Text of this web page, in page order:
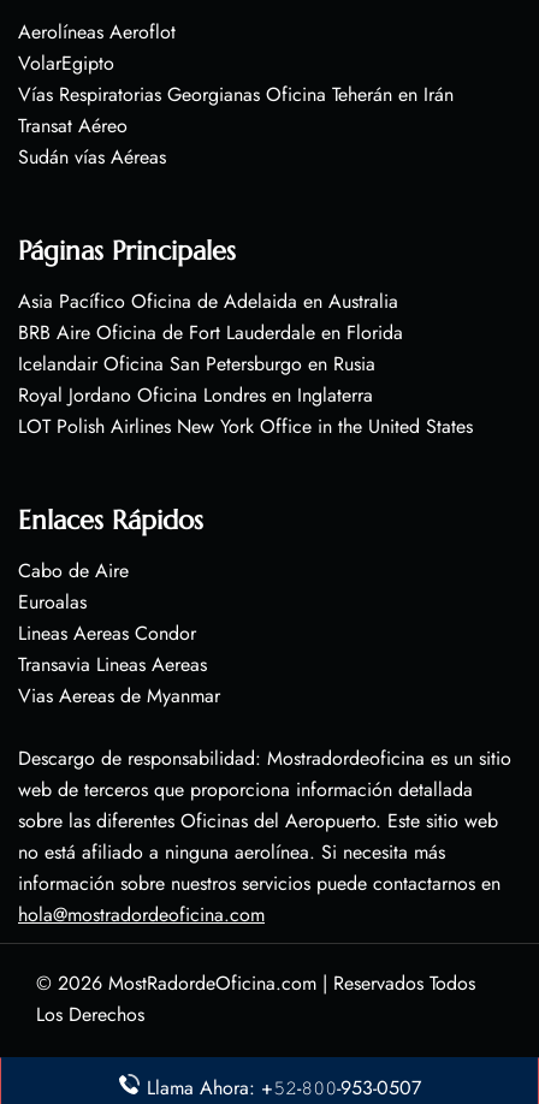
Aerolíneas Aeroflot
VolarEgipto
Vías Respiratorias Georgianas Oficina Teherán en Irán
Transat Aéreo
Sudán vías Aéreas
Páginas Principales
Asia Pacífico Oficina de Adelaida en Australia
BRB Aire Oficina de Fort Lauderdale en Florida
Icelandair Oficina San Petersburgo en Rusia
Royal Jordano Oficina Londres en Inglaterra
LOT Polish Airlines New York Office in the United States
Enlaces Rápidos
Cabo de Aire
Euroalas
Lineas Aereas Condor
Transavia Lineas Aereas
Vias Aereas de Myanmar
Descargo de responsabilidad: Mostradordeoficina es un sitio
web de terceros que proporciona información detallada
sobre las diferentes Oficinas del Aeropuerto. Este sitio web
no está afiliado a ninguna aerolínea. Si necesita más
información sobre nuestros servicios puede contactarnos en
hola@mostradordeoficina.com
© 2026 MostRadordeOficina.com | Reservados Todos
Los Derechos
Sobre Nosotras
Llama Ahora: +𝟻𝟸-𝟾𝟶𝟶-953-0507